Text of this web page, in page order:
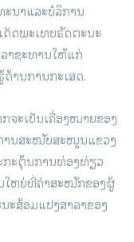
ນາແລະບໍລິການ
ດັດພະເທບຣັດຕະນະ
າຊະທານໃຫ້ແກ່
ານການກະເສດ.
ຈະເປັນເຄື່ອງໝາຍຂອງ
ານສະໜັບສະໜູນແຂວງ
ກະຕຸ້ນການທ່ອງທ່ຽວ
ໃຫຍ່ທີ່ຄ່າສະໝັກຂອງຜູ້
ະສ້ອມແປງສາລາຂອງ